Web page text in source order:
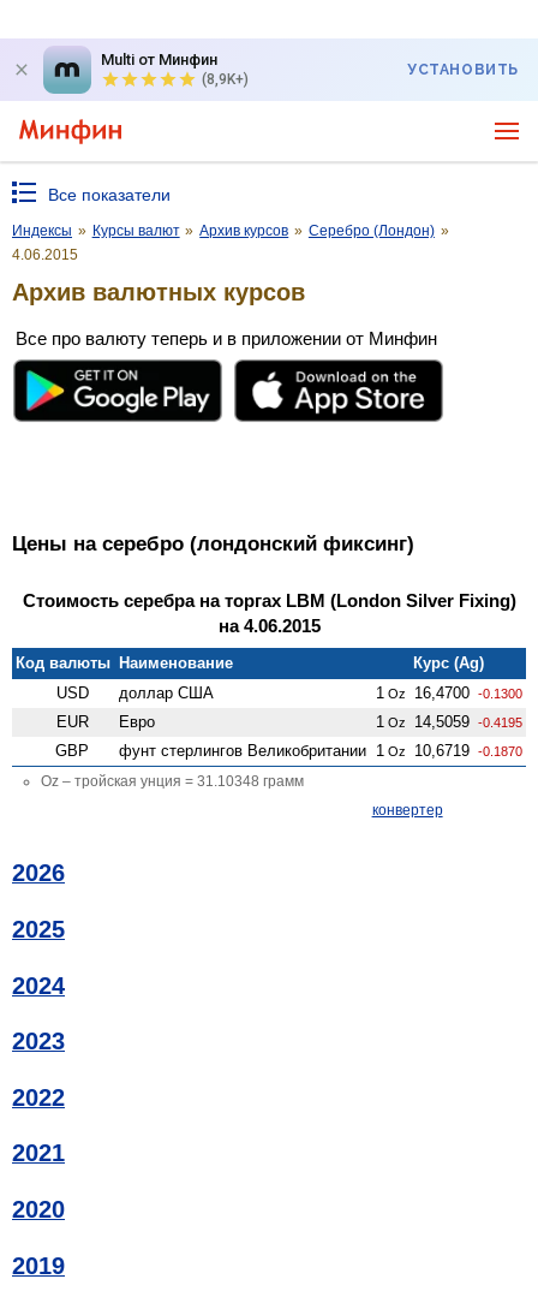
Multi от Минфин
(8,9K+)
УСТАНОВИТЬ
Все показатели
Индексы » Курсы валют » Архив курсов » Серебро (Лондон) »
4.06.2015
Архив валютных курсов
Все про валюту теперь и в приложении от Минфин
Цены на серебро (лондонский фиксинг)
Стоимость серебра на торгах LBM (London Silver Fixing)
на 4.06.2015
Код валюты Наименование
Курс (Ag)
USD
доллар США 1 Oz 16,4700 -0.1300
EUR Евро 1 Oz 14,5059 -0.4195
GBP фунт стерлингов Велико­британии 1 Oz 10,6719 -0.1870
Oz – тройская унция = 31.10348 грамм
конвертер
2026
2025
2024
2023
2022
2021
2020
2019